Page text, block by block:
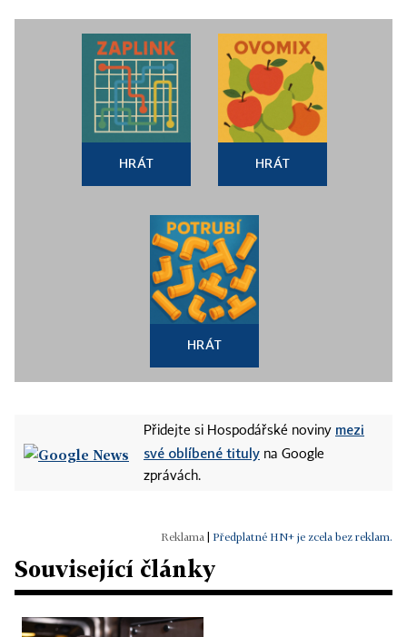
HRÁT HRÁT
HRÁT
Přidejte si Hospodářské noviny mezi
své oblíbené tituly na Google
zprávách.
Předplatné HN+ je zcela bez reklam.
Související články